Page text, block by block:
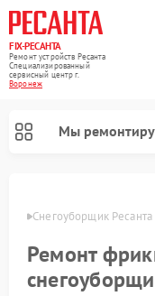
FIX-РЕСАНТА
Ремонт устройств Ресанта
Специализированный
cервисный центр г.
Воронеж
Мы
Снегоуборщик
Ремонт